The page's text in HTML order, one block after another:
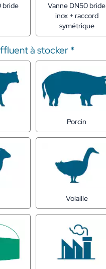
bride
Vanne DN50 bride
inox + raccord
symétrique
à stocker*
Porcin
Volaille